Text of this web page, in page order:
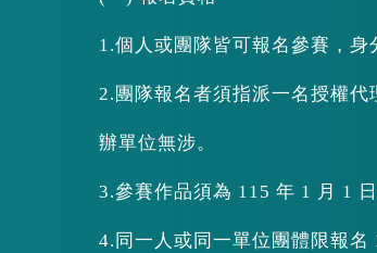
1.個人或團隊皆可報名參賽，身
2.團隊報名者須指派一名授權
辦單位無涉。
3.參賽作品須為 115 年 1 月 1
4.同一人或同一單位團體限報名